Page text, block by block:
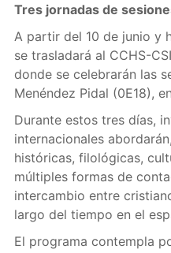
Tres jornadas de
A partir del 10 de junio y
se trasladará al CCHS-
donde se celebrarán las
Menéndez Pidal (0E18),
Durante estos tres días,
internacionales
históricas, filológicas,
múltiples formas de
intercambio entre
largo del tiempo en el
El programa contempla